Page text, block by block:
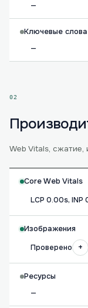
—
Ключевые слова
—
02
Web Vitals, сжатие,
Core Web Vitals
LCP 0.00s, INP
Изображения
Проверено
+
Ресурсы
—